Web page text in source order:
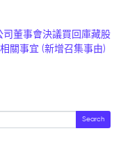
司董事會決議買回庫藏股
關事宜 (新增召集事由)